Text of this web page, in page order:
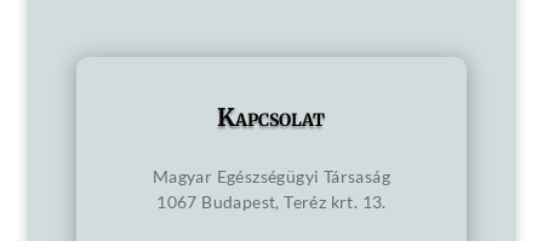
Kapcsolat
Magyar Egészségügyi Társaság
1067 Budapest, Teréz krt. 13.